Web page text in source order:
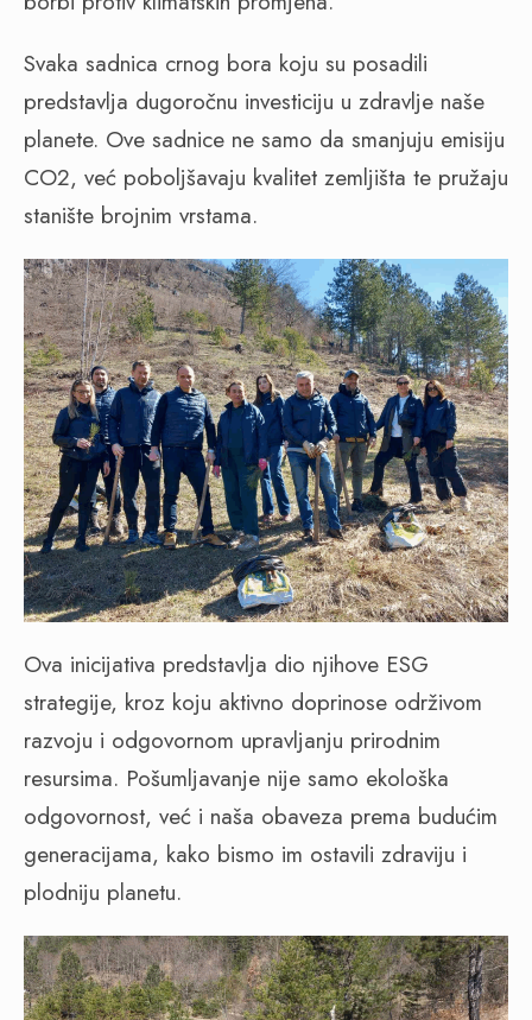
Svaka sadnica crnog bora koju su posadili
predstavlja dugoročnu investiciju u zdravlje naše
planete. Ove sadnice ne samo da smanjuju emisiju
CO2, već poboljšavaju kvalitet zemljišta te pružaju
stanište brojnim vrstama.
Ova inicijativa predstavlja dio njihove ESG
strategije, kroz koju aktivno doprinose održivom
razvoju i odgovornom upravljanju prirodnim
resursima. Pošumljavanje nije samo ekološka
odgovornost, već i naša obaveza prema budućim
generacijama, kako bismo im ostavili zdraviju i
plodniju planetu.